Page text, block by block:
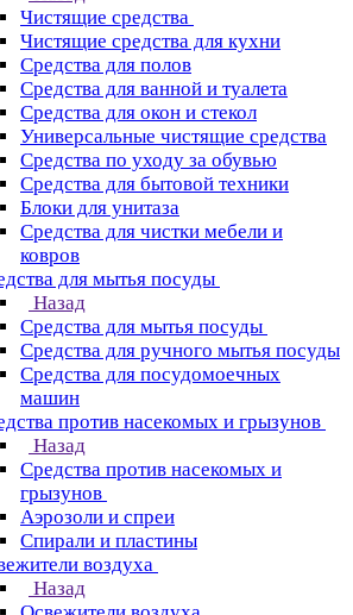
Чистящие средства
Чистящие средства для кухни
Средства для полов
Средства для ванной и туалета
Средства для окон и стекол
Универсальные чистящие средства
Средства по уходу за обувью
Средства для бытовой техники
Блоки для унитаза
Средства для чистки мебели и
ковров
для мытья посуды
Назад
Средства для мытья посуды
Средства для ручного мытья посуды
Средства для посудомоечных
машин
против насекомых и грызунов
Назад
Средства против насекомых и
грызунов
Аэрозоли и спреи
Спирали и пластины
воздуха
Назад